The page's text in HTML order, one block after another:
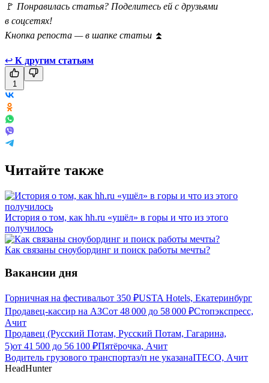
🚩 Понравилась статья? Поделитесь ей с друзьями
в соцсетях!
Кнопка репоста — в шапке статьи ⏫
↩ К другим статьям
1
Читайте также
История о том, как hh.ru «ушёл» в горы и что из этого
получилось
Как связаны сноубординг и поиск работы мечты?
Вакансии дня
Горничная на фестивальот 350 ₽USTA Hotels, Екатеринбург
Продавец-кассир на АЗСот 48 000 до 58 000 ₽Стопэкспресс,
Ачит
Продавец (Русский Потам, Русский Потам, Гагарина,
5)от 41 500 до 56 100 ₽Пятёрочка, Ачит
Водитель грузового транспортаз/п не указанаITECO, Ачит
HeadHunter